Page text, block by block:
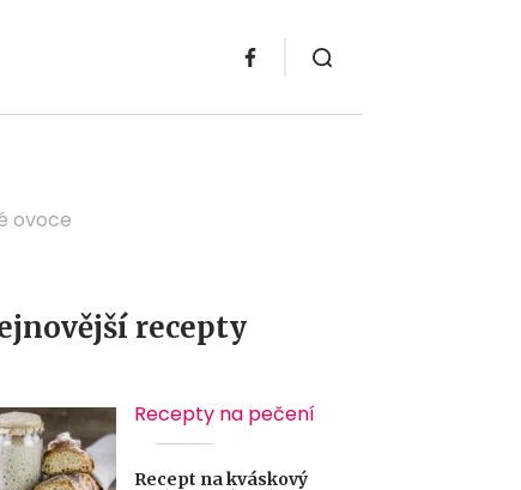
ovoce
recepty
Recepty na pečení
Recept na kváskový